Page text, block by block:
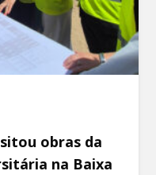
obras da
na Baixa